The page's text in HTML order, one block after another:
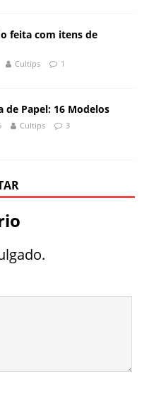
feita com itens de
Cultips 1
de Papel: 16 Modelos
Cultips 3